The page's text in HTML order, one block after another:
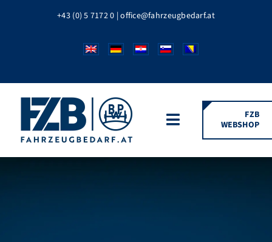
+43 (0) 5 7172 0 |office@fahrzeugbedarf.at
Toggle
Navigation
FZB
WEBSHOP